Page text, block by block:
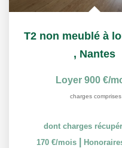
, Nantes
Loyer 900 €/
charges comprises
dont charges
170 €/mois